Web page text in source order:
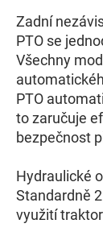
Zadní
PTO se
Všechny
PTO
to zaručuje
bezpečnost
Hydraulické
Standardně
využití